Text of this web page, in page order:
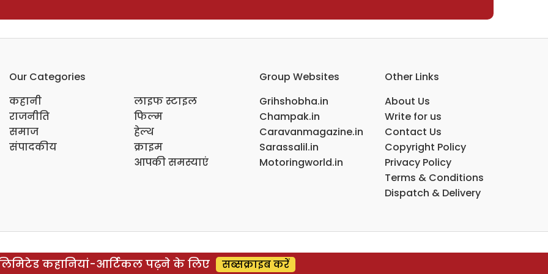
Our Categories
कहानी
राजनीति
समाज
संपादकीय
लाइफ स्टाइल
फिल्म
हेल्थ
क्राइम
आपकी समस्याएं
Group Websites
Grihshobha.in
Champak.in
Caravanmagazine.in
Sarassalil.in
Motoringworld.in
Other Links
About Us
Write for us
Contact Us
Copyright Policy
Privacy Policy
Terms & Conditions
Dispatch & Delivery
कहानियां-आर्टिकल पढ़ने के लिए सब्सक्राइब करें